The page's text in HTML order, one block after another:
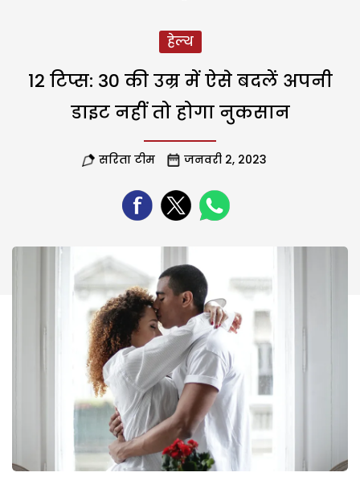
हेल्थ
12 टिप्स: 30 की उम्र में ऐसे बदलें अपनी
डाइट नहीं तो होगा नुकसान
सरिता टीम जनवरी 2, 2023